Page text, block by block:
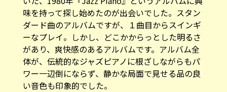
味を持って探し始めたのが出会いでした。スタン
ダード曲のアルバムですが、１曲目からスインギ
ーなプレイ。しかし、どこかからっとした明るさ
があり、爽快感のあるアルバムです。アルバム全
体が、伝統的なジャズピアノに根ざしながらもパ
ワー一辺倒にならず、静かな局面で見せる品の良
い音色も印象的でした。